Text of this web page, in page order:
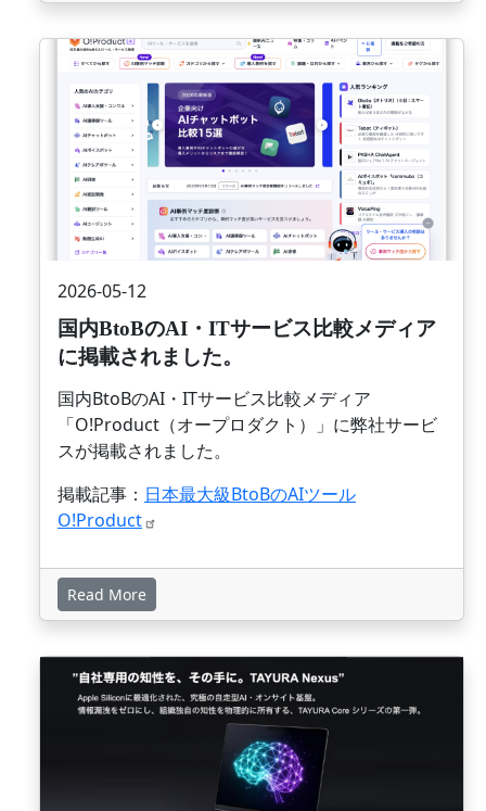
画像
2026-05-12
国内BtoBのAI・ITサービス比較メディア
に掲載されました。
国内BtoBのAI・ITサービス比較メディア
「O!Product（オープロダクト）」に弊社サービ
スが掲載されました。
掲載記事： 日本最大級BtoBのAIツール
O!Product
Read More
画像